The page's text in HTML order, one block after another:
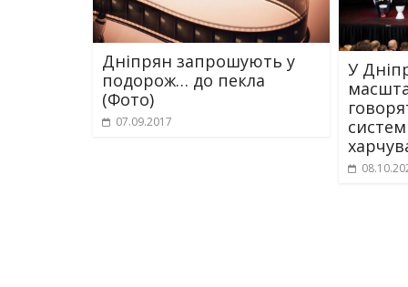
Дніпрян запрошують у
подорож… до пекла
(Фото)
07.09.2017
У